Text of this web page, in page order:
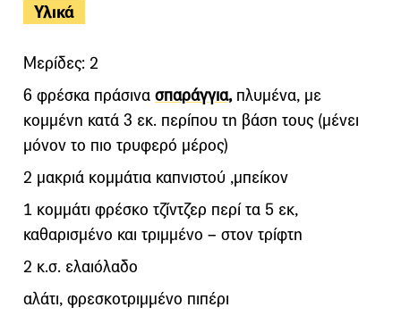
Υλικά
Μερίδες: 2
6 φρέσκα πράσινα σπαράγγια,πλυμένα, με
κομμένη κατά 3 εκ. περίπου τη βάση τους (μένει
μόνον το πιο τρυφερό μέρος)
2 μακριά κομμάτια καπνιστού ,μπείκον
1 κομμάτι φρέσκο τζίντζερ περί τα 5 εκ,
καθαρισμένο και τριμμένο – στον τρίφτη
2 κ.σ. ελαιόλαδο
αλάτι, φρεσκοτριμμένο πιπέρι